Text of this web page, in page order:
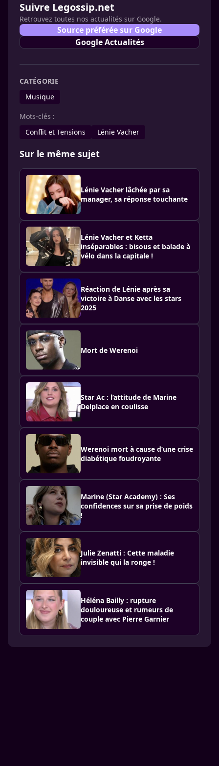
Suivre Legossip.net
Retrouvez toutes nos actualités sur Google.
Source préférée sur Google
Google Actualités
CATÉGORIE
Musique
Mots-clés :
Conflit et Tensions
Lénie Vacher
Sur le même sujet
Lénie Vacher lâchée par sa
manager, sa réponse touchante
Lénie Vacher et Ketta
inséparables : bisous et balade à
vélo dans la capitale !
Réaction de Lénie après sa
victoire à Danse avec les stars
2025
Mort de Werenoi
Star Ac : l’attitude de Marine
Delplace en coulisse
Werenoi mort à cause d’une crise
diabétique foudroyante
Marine (Star Academy) : Ses
confidences sur sa prise de poids
!
Julie Zenatti : Cette maladie
invisible qui la ronge !
Héléna Bailly : rupture
douloureuse et rumeurs de
couple avec Pierre Garnier